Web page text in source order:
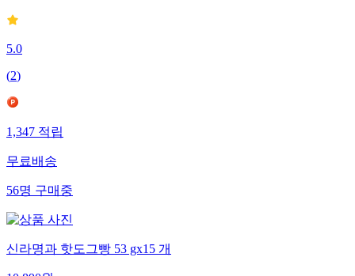
5.0
(2)
1,347 적립
무료배송
56명 구매중
신라명과 핫도그빵 53 gx15 개